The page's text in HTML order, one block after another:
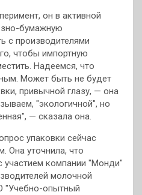
он в активной
бумажную
с производителями
чтобы импортную
Надеемся, что
Может быть не будет
привычной глазу, — она
"экологичной", но
— сказала она.
упаковки сейчас
Она уточнила, что
участием компании "Монди"
молочной
"Учебно-опытный